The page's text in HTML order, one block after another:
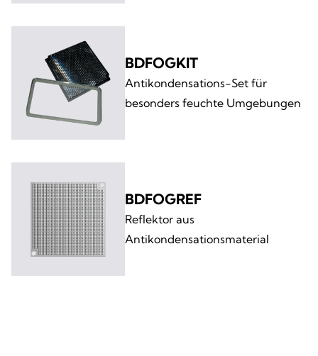
BDFOGKIT
Antikondensations-Set für
besonders feuchte Umgebungen
BDFOGREF
Reflektor aus
Antikondensationsmaterial